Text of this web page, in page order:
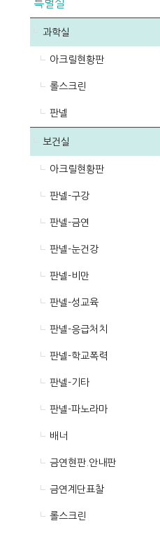
특별실
과학실
아크릴현황판
롤스크린
판넬
보건실
아크릴현황판
판넬-구강
판넬-금연
판넬-눈건강
판넬-비만
판넬-성교육
판넬-응급처치
판넬-학교폭력
판넬-기타
판넬-파노라마
배너
금연현판.안내판
금연계단표찰
롤스크린